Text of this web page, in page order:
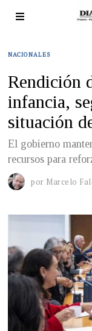
NACIONALES
Rendición
infancia,
situación
El gobierno
recursos para
por Marcelo